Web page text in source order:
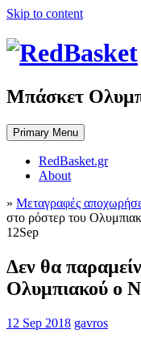
Skip to content
Μπάσκετ
Primary Menu
RedBasket.gr
About
» Μεταγραφές
στο ρόστερ του
12Sep
Δεν θα
Ολυμπιακού ο
12 Sep 2018 gavros